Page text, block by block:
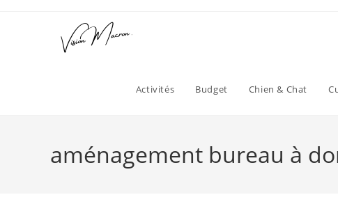
Activités Budget Chien & Chat
aménagement bureau à